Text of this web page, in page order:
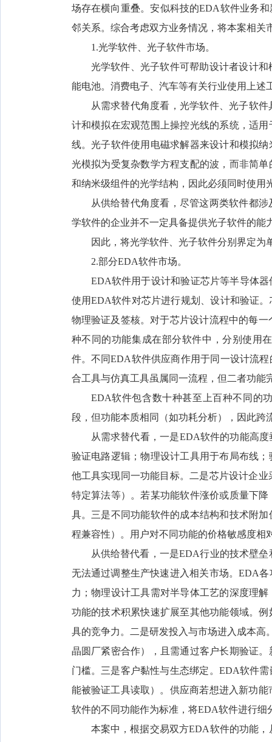
场存在横向重叠。安似科技的EDA软件业务
邻关系。综合考虑双方业务情况，将本案相
1.光学软件、光子软件市场。
光学软件、光子软件可帮助设计者设计
能电池。消费电子、汽车等有关行业使用上
从需求替代角度看，光学软件、光子软
计和模拟在宏观范围上操控光线的系统，适
线。光子软件使用电磁求解器来设计和模拟
光模拟为受复杂数学方程支配的波，而非简
和纳米级组件的光学结构，因此必须同时使用
从供给替代角度看，尽管这两类软件都
学软件的企业并不一定具备提供光子软件的能
因此，将光学软件、光子软件分别界定为
2.部分EDA软件市场。
EDA软件用于设计和验证芯片等半导体
使用EDA软件对芯片进行规划、设计和验证
物理验证及签核。对于芯片设计流程中的每
种不同的功能集成在部分软件中，分别使用
件。不同EDA软件供应商作用于同一设计流
合工具与仿真工具虽属同一流程，但二者功
EDA软件包含数十种甚至上百种不同的
段，但功能本质相同（如功耗分析），因此跨
从需求替代看，一是EDA软件的功能高
验证电路逻辑；物理设计工具用于布局布线
他工具实现同一功能目标。二是芯片设计企
特定算法等）。若某功能软件涨价或质量下
具。三是不同功能软件的成本结构和技术附
程兼容性）。用户对不同功能的价格敏感度相
从供给替代看，一是EDA行业的技术壁
无法通过调整生产快速进入相关市场。EDA
力；物理设计工具需对半导体工艺的深度理
功能的技术积累快速扩展至其他功能领域。
具的竞争力。二是研发投入与市场进入成本
晶圆厂紧密合作），且需通过客户长期验证
门槛。三是客户黏性与生态绑定。EDA软件
能被验证工具读取）。供应商若想进入新功
软件的不同功能作为标准，将EDA软件进行细
本案中，根据交易双方EDA软件的功能